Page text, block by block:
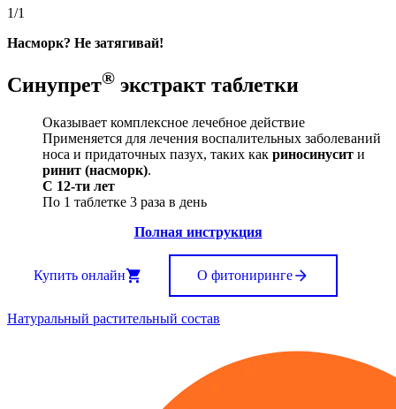
1/1
Насморк? Не затягивай!
Синупрет® экстракт таблетки
Оказывает комплексное лечебное действие
Применяется для лечения воспалительных заболеваний
носа и придаточных пазух, таких как риносинусит и
ринит (насморк).
С 12-ти лет
По 1 таблетке 3 раза в день
Полная инструкция
Купить онлайн О фитониринге
Натуральный растительный состав